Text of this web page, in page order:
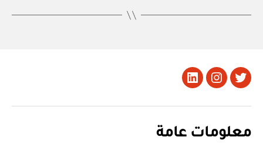
تويتر Instagram
LinkedIn
معلومات عامة